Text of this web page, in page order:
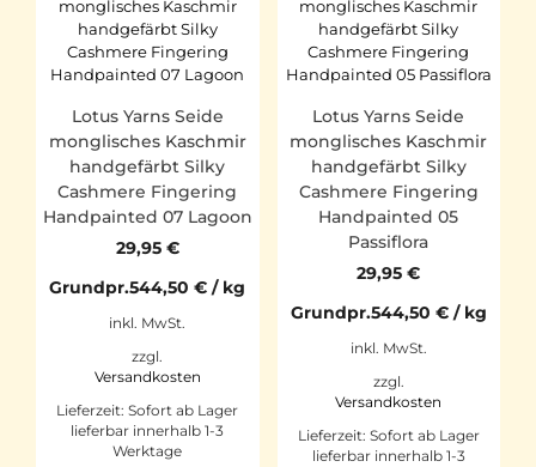
Lotus Yarns Seide
monglisches Kaschmir
handgefärbt Silky
Cashmere Fingering
Handpainted 07 Lagoon
29,95 €
Grundpr.544,50€ / kg
inkl. MwSt.
zzgl.
Versandkosten
Lieferzeit:Sofort ab Lager
lieferbar innerhalb 1-3
Werktage
Lotus Yarns Seide
monglisches Kaschmir
handgefärbt Silky
Cashmere Fingering
Handpainted 05
Passiflora
29,95€
Grundpr.544,50 €/ kg
inkl. MwSt.
zzgl.
Versandkosten
Lieferzeit: Sofort ab Lager
lieferbar innerhalb 1-3